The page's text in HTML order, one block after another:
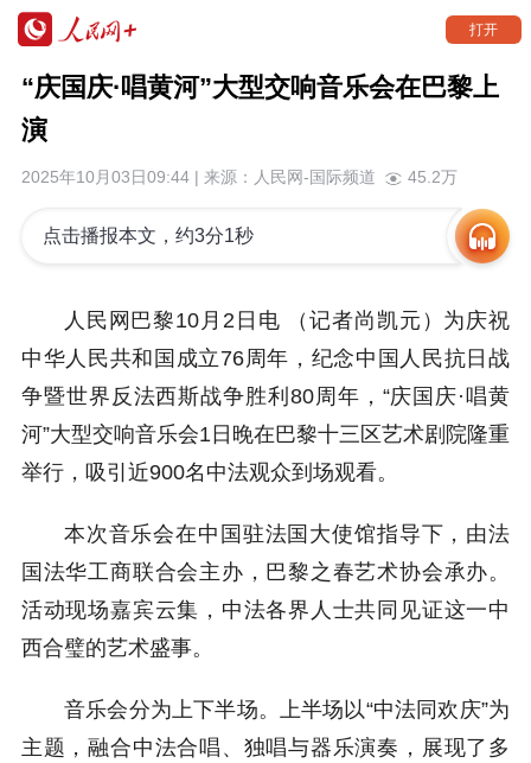
打开
“庆国庆·唱黄河”大型交响音乐会在巴黎上
演
2025年10月03日09:44 | 来源： 人民网-国际频道 45.2万
人民网巴黎10月2日电 （记者尚凯元）为庆祝
中华人民共和国成立76周年，纪念中国人民抗日战
争暨世界反法西斯战争胜利80周年，“庆国庆·唱黄
河”大型交响音乐会1日晚在巴黎十三区艺术剧院隆重
举行，吸引近900名中法观众到场观看。
本次音乐会在中国驻法国大使馆指导下，由法
国法华工商联合会主办，巴黎之春艺术协会承办。
活动现场嘉宾云集，中法各界人士共同见证这一中
西合璧的艺术盛事。
音乐会分为上下半场。上半场以“中法同欢庆”为
主题，融合中法合唱、独唱与器乐演奏，展现了多